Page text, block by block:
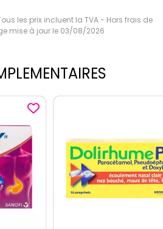
les prix incluent la TVA - Hors frais de
mise à jour le 03/08/2026